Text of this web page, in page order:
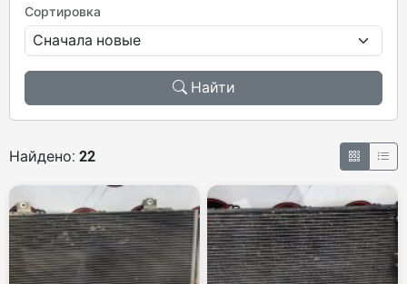
Сортировка
Найти
Найдено: 22